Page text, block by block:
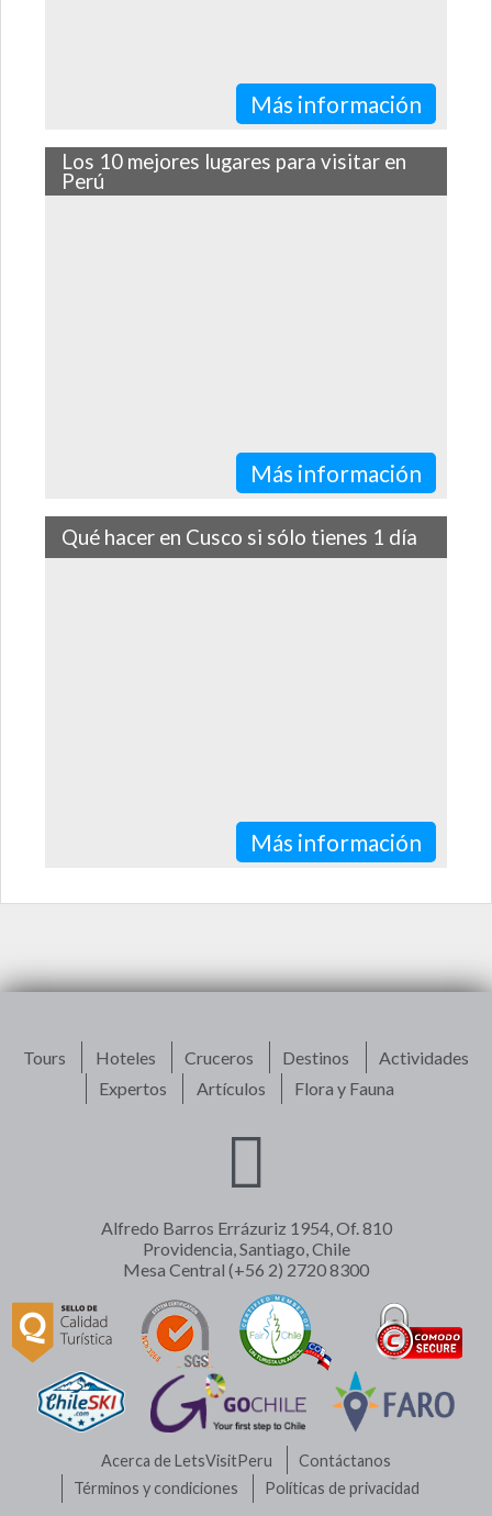
Más información
Los 10 mejores lugares para visitar en
Perú
Más información
Qué hacer en Cusco si sólo tienes 1 día
Más información
Tours Hoteles Cruceros Destinos
Actividades
Expertos
Artículos Flora y Fauna
Alfredo Barros Errázuriz 1954, Of. 810
Providencia, Santiago, Chile
Mesa Central (+56 2) 2720 8300
Acerca de LetsVisitPeru
Contáctanos
Términos y condiciones
Políticas de privacidad